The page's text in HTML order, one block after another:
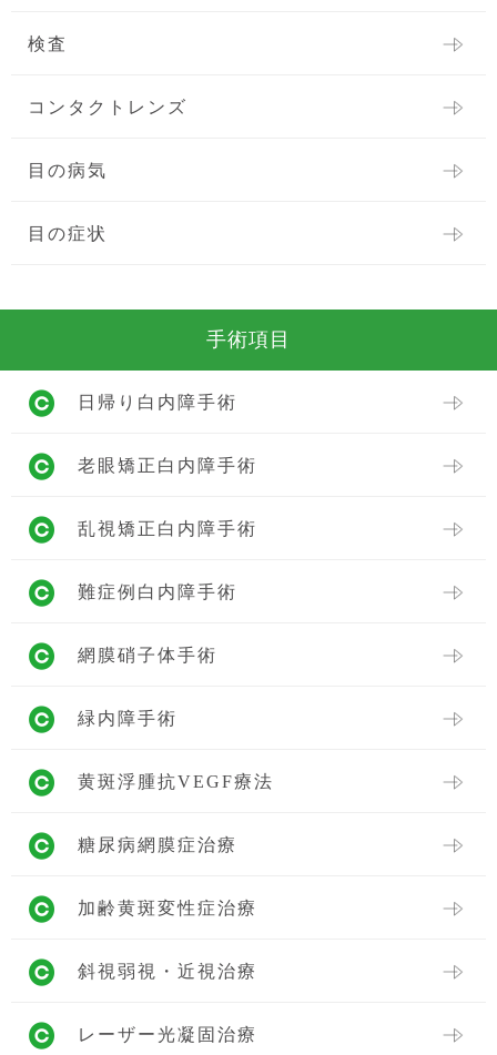
検査
コンタクトレンズ
目の病気
目の症状
手術項目
日帰り白内障手術
老眼矯正白内障手術
乱視矯正白内障手術
難症例白内障手術
網膜硝子体手術
緑内障手術
黄斑浮腫抗VEGF療法
糖尿病網膜症治療
加齢黄斑変性症治療
斜視弱視・近視治療
レーザー光凝固治療